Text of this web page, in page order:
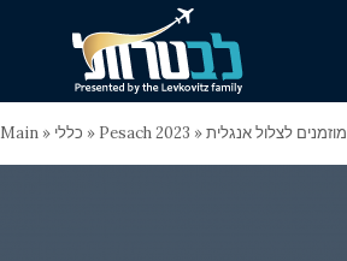
Main » כללי » Pesach 2023 »מוזמנים לצלול אנגלית